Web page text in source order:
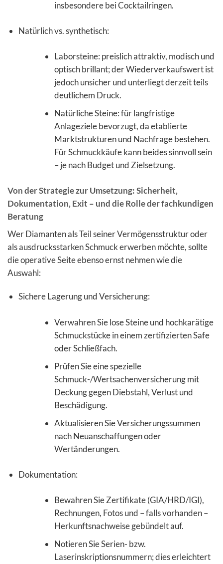
insbesondere bei Cocktailringen.
Natürlich vs. synthetisch:
Laborsteine: preislich attraktiv, modisch und
optisch brillant; der Wiederverkaufswert ist
jedoch unsicher und unterliegt derzeit teils
deutlichem Druck.
Natürliche Steine: für langfristige
Anlageziele bevorzugt, da etablierte
Marktstrukturen und Nachfrage bestehen.
Für Schmuckkäufe kann beides sinnvoll sein
– je nach Budget und Zielsetzung.
Von der Strategie zur Umsetzung: Sicherheit,
Dokumentation, Exit – und die Rolle der fachkundigen
Beratung
Wer Diamanten als Teil seiner Vermögensstruktur oder
als ausdrucksstarken Schmuck erwerben möchte, sollte
die operative Seite ebenso ernst nehmen wie die
Auswahl:
Sichere Lagerung und Versicherung:
Verwahren Sie lose Steine und hochkarätige
Schmuckstücke in einem zertifizierten Safe
oder Schließfach.
Prüfen Sie eine spezielle
Schmuck-/Wertsachenversicherung mit
Deckung gegen Diebstahl, Verlust und
Beschädigung.
Aktualisieren Sie Versicherungssummen
nach Neuanschaffungen oder
Wertänderungen.
Dokumentation:
Bewahren Sie Zertifikate (GIA/HRD/IGI),
Rechnungen, Fotos und – falls vorhanden –
Herkunftsnachweise gebündelt auf.
Notieren Sie Serien- bzw.
Laserinskriptionsnummern; dies erleichtert